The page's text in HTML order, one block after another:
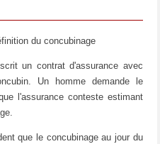
du concubinage
un contrat d'assurance avec
Un homme demande le
l'assurance conteste estimant
que le concubinage au jour du